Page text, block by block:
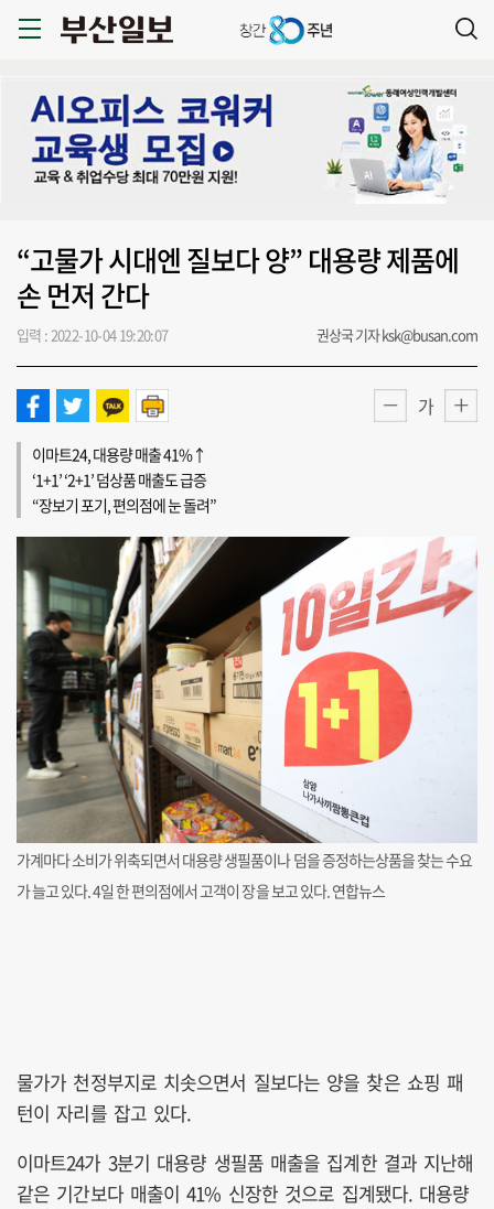
“고물가 시대엔 질보다 양” 대용량 제품에
손 먼저 간다
입력 : 2022-10-04 19:20:07 권상국 기자 ksk@busan.com
가
이마트24, 대용량 매출 41%↑
‘1+1’ ‘2+1’ 덤상품 매출도 급증
“장보기 포기, 편의점에 눈 돌려”
가계마다 소비가 위축되면서 대용량 생필품이나 덤을 증정하는상품을 찾는 수요
가 늘고 있다. 4일 한 편의점에서 고객이 장을 보고 있다. 연합뉴스
물가가 천정부지로 치솟으면서 질보다는 양을 찾은 쇼핑 패
턴이 자리를 잡고 있다.
이마트24가 3분기 대용량 생필품 매출을 집계한 결과 지난해
같은 기간보다 매출이 41% 신장한 것으로 집계됐다. 대용량